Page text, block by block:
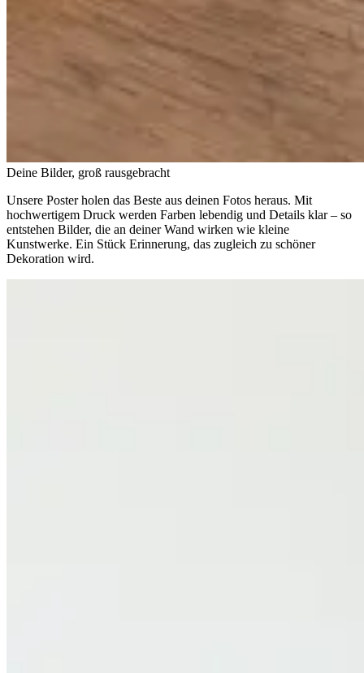
Deine Bilder, groß rausgebracht
Unsere Poster holen das Beste aus deinen Fotos heraus. Mit
hochwertigem Druck werden Farben lebendig und Details klar – so
entstehen Bilder, die an deiner Wand wirken wie kleine
Kunstwerke. Ein Stück Erinnerung, das zugleich zu schöner
Dekoration wird.